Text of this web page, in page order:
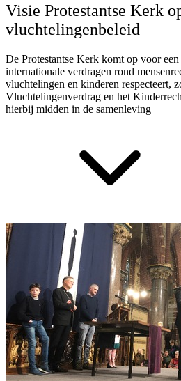
Visie Protestantse Kerk
vluchtelingenbeleid
De Protestantse Kerk komt op voor
internationale verdragen rond
vluchtelingen en kinderen respecteert,
Vluchtelingenverdrag en het
hierbij midden in de samenleving